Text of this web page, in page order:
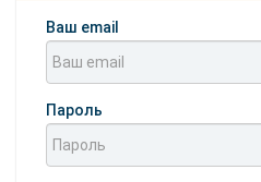
Ваш email
Пароль